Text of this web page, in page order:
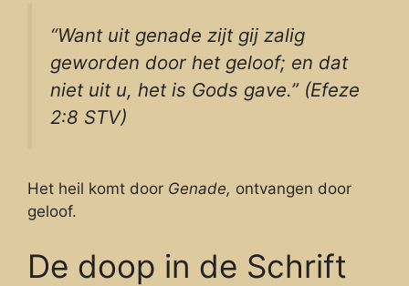
“Want uit genade zijt gij zalig
geworden door het geloof; en dat
niet uit u, het is Gods gave.” (Efeze
2:8 STV)
Het heil komt door Genade, ontvangen door
geloof.
De doop in de Schrift